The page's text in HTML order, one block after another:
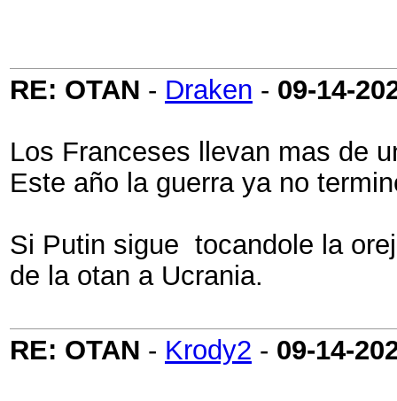
RE: OTAN - Draken - 09-14-
Los Franceses llevan mas de
Este año la guerra ya no
Si Putin sigue tocandole la
de la otan a Ucrania.
RE: OTAN - Krody2 - 09-14-